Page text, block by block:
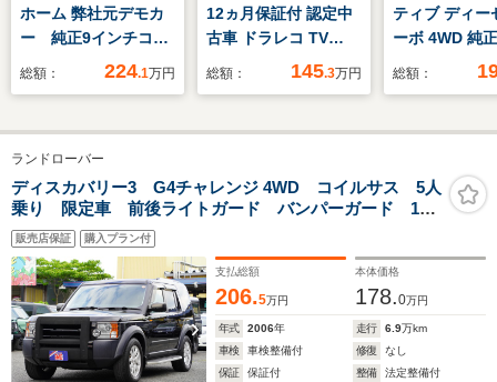
ホーム 弊社元デモカ
ー 純正9インチコネ
クトナビ 踏み間違い
害物センサー オート
ハイビーム
ETC2.0 Google搭載
デジタルS対応
Bluetooth TV
総額： 224.1万円
12ヵ月保証付 認定中
古車 ドラレコ TV
総額： 145.3万円
ティブ ディー
ーボ 4WD 純
ール/全方位/
軽減/電動リア
付きパワーシ
リングヒータ
AW
総額：
ランドローバー
ディスカバリー3 G4チャレンジ 4WD コイルサス 5人
乗り 限定車 前後ライトガード バンパーガード 18
インチアルミ 前後ドラレコ バックカメラ ETC ハ
ーマンカードン キーレス 天張り張り替済み ABS
販売店保証 購入プラン付
支払総額
206.5万円
本体価格
178.0万円
年式 2006年 走行 6.9万km
車検
車検整備付 修復
なし
保証
保証付 整備
法定整備付